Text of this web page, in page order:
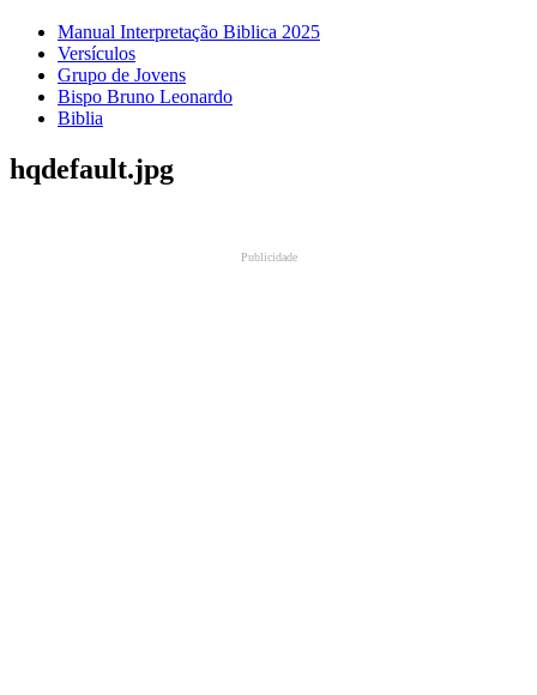
Manual Interpretação Biblica 2025
Versículos
Grupo de Jovens
Bispo Bruno Leonardo
Biblia
hqdefault.jpg
Publicidade